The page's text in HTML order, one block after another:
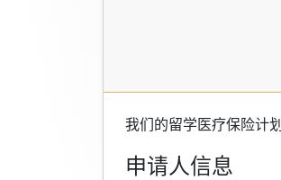
我们的留学医疗保险计划
申请人信息